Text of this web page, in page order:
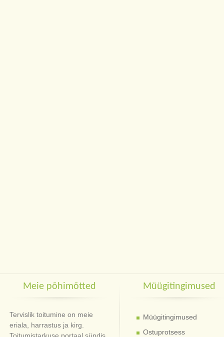
Meie põhimõtted
Tervislik toitumine on meie
eriala, harrastus ja kirg.
Müügitingimused
Müügitingimused
Ostuprotsess